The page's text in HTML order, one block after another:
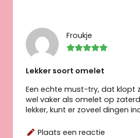
Froukje
Lekker soort omelet
Een echte must-try, dat klopt
wel vaker als omelet op
lekker, kunt er zoveel dingen
Plaats een reactie